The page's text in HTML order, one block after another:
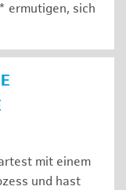
ermutigen, sich
mit einem
und hast